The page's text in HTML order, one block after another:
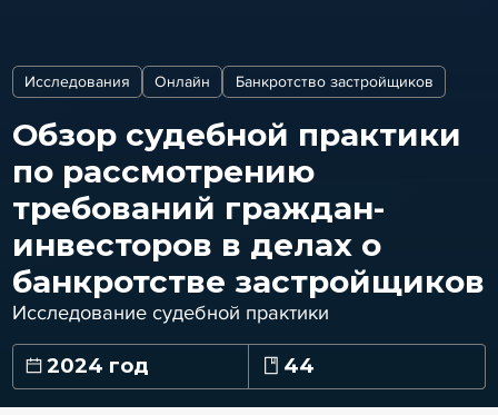
Исследования Онлайн Банкротство застройщиков
Обзор судебной практики
по рассмотрению
требований граждан-
инвесторов в делах о
банкротстве застройщиков
Исследование судебной практики
2024 год 44